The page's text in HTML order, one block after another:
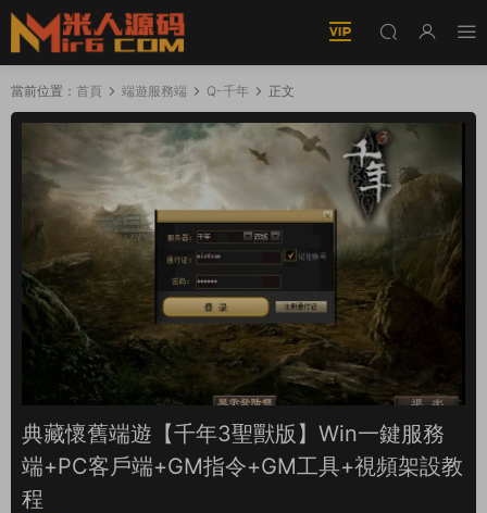
當前位置： 首頁 端遊服務端 Q-千年 正文
典藏懷舊端遊【千年3聖獸版】Win一鍵服務
端+PC客戶端+GM指令+GM工具+視頻架設教
程